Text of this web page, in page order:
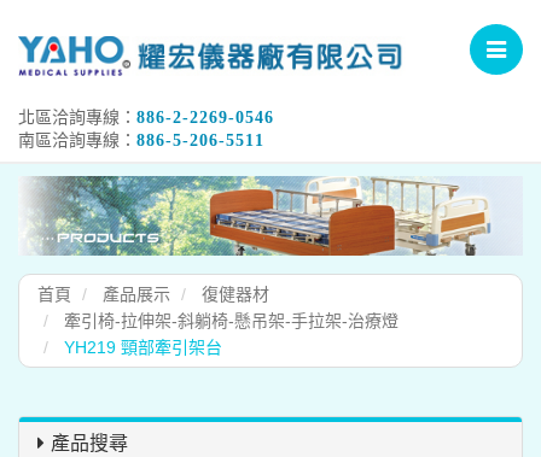
Toggle
北區洽詢專線： 886-2-2269-0546
南區洽詢專線： 886-5-206-5511
首頁 產品展示
復健器材
牽引椅-拉伸架-斜躺椅-懸吊架-手拉架-治療燈
YH219 頸部牽引架台
產品搜尋